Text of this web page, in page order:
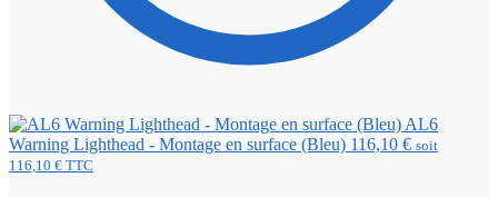
AL6
Warning Lighthead - Montage en surface (Bleu) 116,10 € soit
116,10 € TTC